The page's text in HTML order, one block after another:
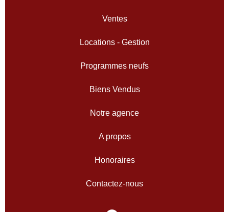
Ventes
Locations - Gestion
Programmes neufs
Biens Vendus
Notre agence
A propos
Honoraires
Contactez-nous